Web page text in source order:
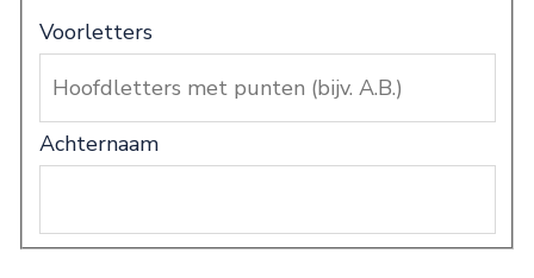
Voorletters
Achternaam